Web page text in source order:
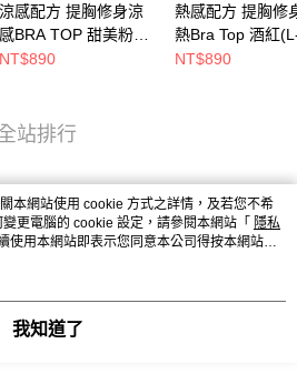
涼感配方 提胸修身涼
感BRA TOP 甜美粉
(M-3L)
NT$890
熱感配方 提胸修
熱Bra Top 酒紅
NT$890
站排行
本網站使用 cookie 方式之詳情，及若您不希
更電腦的 cookie 設定，請參閱本網站「 隱私
使用本網站即表示您同意本公司得按本網站使
。
我知道了